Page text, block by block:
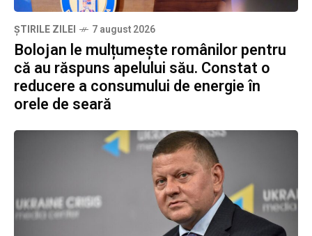
ȘTIRILE ZILEI 7 august 2026
Bolojan le mulțumește românilor pentru
că au răspuns apelului său. Constat o
reducere a consumului de energie în
orele de seară